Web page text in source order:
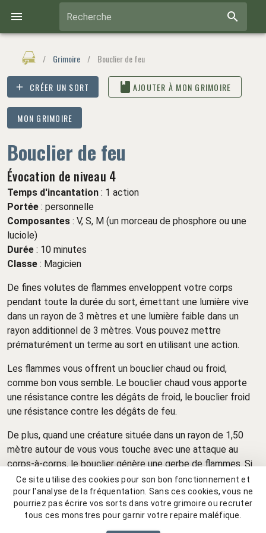
Recherche
/ Grimoire / Bouclier de feu
CRÉER UN SORT AJOUTER À MON GRIMOIRE
MON GRIMOIRE
Bouclier de feu
Évocation de niveau 4
Temps d'incantation : 1 action
Portée : personnelle
Composantes : V, S, M (un morceau de phosphore ou une
luciole)
Durée : 10 minutes
Classe : Magicien
De fines volutes de flammes enveloppent votre corps
pendant toute la durée du sort, émettant une lumière vive
dans un rayon de 3 mètres et une lumière faible dans un
rayon additionnel de 3 mètres. Vous pouvez mettre
prématurément un terme au sort en utilisant une action.
Les flammes vous offrent un bouclier chaud ou froid,
comme bon vous semble. Le bouclier chaud vous apporte
une résistance contre les dégâts de froid, le bouclier froid
une résistance contre les dégâts de feu.
De plus, quand une créature située dans un rayon de 1,50
mètre autour de vous vous touche avec une attaque au
corps-à-corps, le bouclier génère une gerbe de flammes. Si
le bouclier est chaud, il inflige 2d8 dégâts de feu à
l'assaillant, s'il est froid, il lui inflige 2d8 dégâts de froid.
Source :Manuel des règles
Ce site utilise des cookies pour son bon fonctionnement et
pour l'analyse de la fréquentation. Sans ces cookies, vous ne
pourriez pas écrire vos sorts dans votre grimoire ou recruter
tous ces monstres pour garnir votre repaire maléfique.